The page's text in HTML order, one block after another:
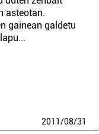
asteotan.
gainean galdetu
2011/08/31